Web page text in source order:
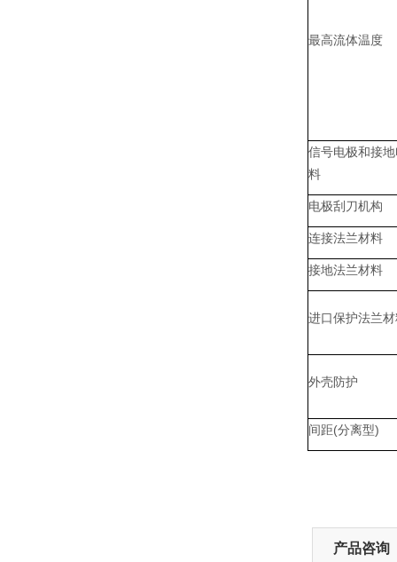
最高流体温度
信号电极和接
料
电极刮刀机构
连接法兰材料
接地法兰材料
进口保护法兰
外壳防护
间距(分离型)
产品咨询